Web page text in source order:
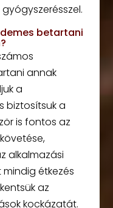
betartani
annak
a
biztosítsuk a
is fontos az
alkalmazási
étkezés
az
kockázatát.